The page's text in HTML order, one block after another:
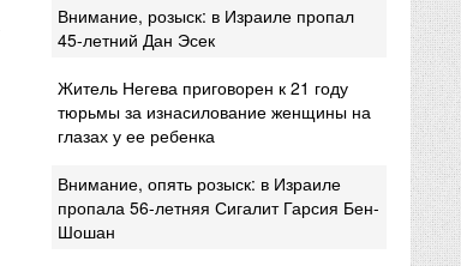
Внимание, розыск: в Израиле пропал
45-летний Дан Эсек
Житель Негева приговорен к 21 году
тюрьмы за изнасилование женщины на
глазах у ее ребенка
Внимание, опять розыск: в Израиле
пропала 56-летняя Сигалит Гарсия Бен-
Шошан